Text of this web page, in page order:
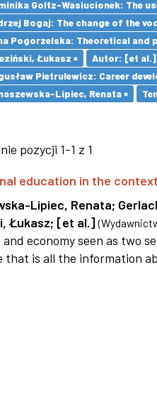
Goltz-Wasiucionek: The
Bogaj: The change of the
Pogorzelska: Theoretical
Łukasz ×
Autor: [et al.]
Pietrulewicz: Career
Lipiec, Renata ×
pozycji 1-1 z 1
education in the
Lipiec, Renata;
Łukasz; [et al.] (
economy seen as two
that is all the information